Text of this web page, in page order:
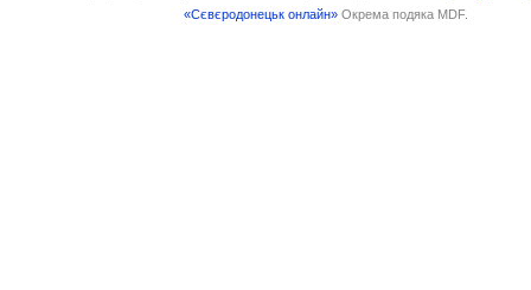
«Сєвєродонецьк онлайн» Окрема подяка MDF.